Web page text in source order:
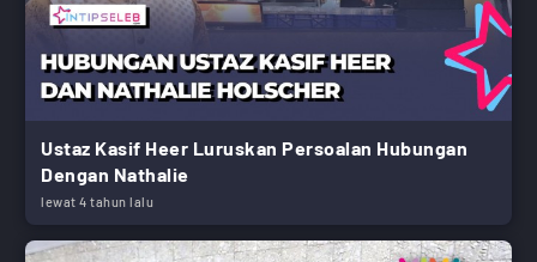
Ustaz Kasif Heer Luruskan Persoalan Hubungan
Dengan Nathalie
lewat 4 tahun lalu